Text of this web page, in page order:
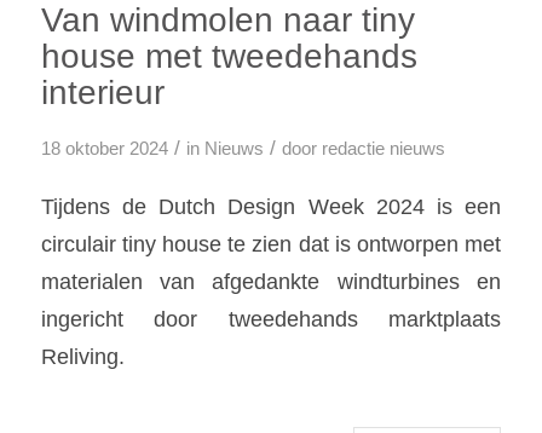
Van windmolen naar tiny
house met tweedehands
interieur
18 oktober 2024 / in Nieuws / door redactie nieuws
Tijdens de Dutch Design Week 2024 is een
circulair tiny house te zien dat is ontworpen met
materialen van afgedankte windturbines en
ingericht door tweedehands marktplaats
Reliving.